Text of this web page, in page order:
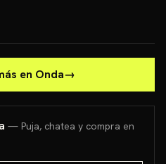
en Onda→
— Puja, chatea y compra en